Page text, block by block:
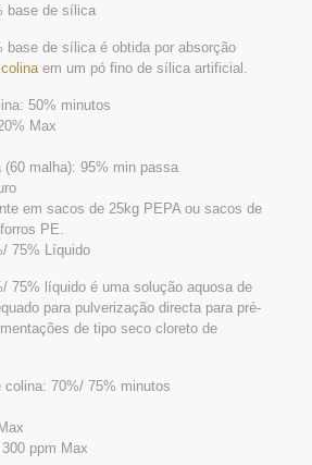
base de sílica
base de sílica é obtida por absorção
em um pó fino de sílica artificial.
50% minutos
Max
(60 malha): 95% min passa
em sacos de 25kg PEPA ou sacos de
PE.
75% Líquido
75% líquido é uma solução aquosa de
para pulverização directa para pré-
de tipo seco cloreto de
colina: 70%/ 75% minutos
ppm Max